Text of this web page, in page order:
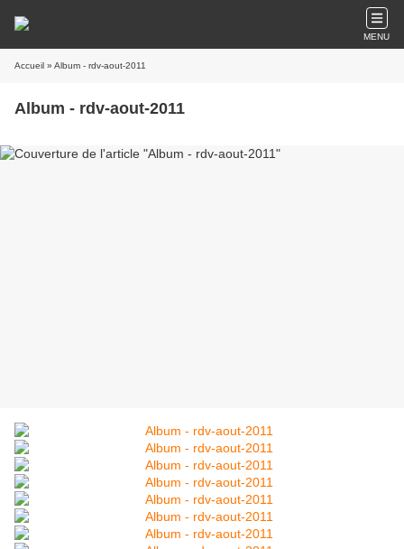
MENU
Accueil » Album - rdv-aout-2011
Album - rdv-aout-2011